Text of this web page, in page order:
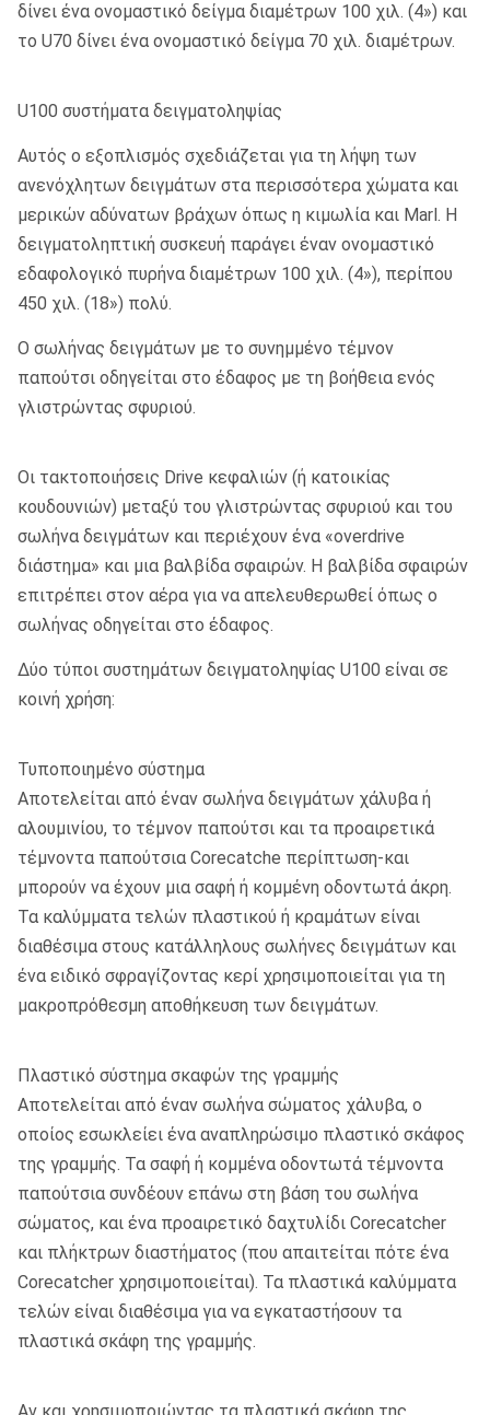
δίνει ένα ονομαστικό δείγμα διαμέτρων 100 χιλ. (4») και
το U70 δίνει ένα ονομαστικό δείγμα 70 χιλ. διαμέτρων.
U100 συστήματα δειγματοληψίας
Αυτός ο εξοπλισμός σχεδιάζεται για τη λήψη των
ανενόχλητων δειγμάτων στα περισσότερα χώματα και
μερικών αδύνατων βράχων όπως η κιμωλία και Marl. Η
δειγματοληπτική συσκευή παράγει έναν ονομαστικό
εδαφολογικό πυρήνα διαμέτρων 100 χιλ. (4»), περίπου
450 χιλ. (18») πολύ.
Ο σωλήνας δειγμάτων με το συνημμένο τέμνον
παπούτσι οδηγείται στο έδαφος με τη βοήθεια ενός
γλιστρώντας σφυριού.
Οι τακτοποιήσεις Drive κεφαλιών (ή κατοικίας
κουδουνιών) μεταξύ του γλιστρώντας σφυριού και του
σωλήνα δειγμάτων και περιέχουν ένα «overdrive
διάστημα» και μια βαλβίδα σφαιρών. Η βαλβίδα σφαιρών
επιτρέπει στον αέρα για να απελευθερωθεί όπως ο
σωλήνας οδηγείται στο έδαφος.
Δύο τύποι συστημάτων δειγματοληψίας U100 είναι σε
κοινή χρήση:
Τυποποιημένο σύστημα
Αποτελείται από έναν σωλήνα δειγμάτων χάλυβα ή
αλουμινίου, το τέμνον παπούτσι και τα προαιρετικά
τέμνοντα παπούτσια Corecatche περίπτωση-και
μπορούν να έχουν μια σαφή ή κομμένη οδοντωτά άκρη.
Τα καλύμματα τελών πλαστικού ή κραμάτων είναι
διαθέσιμα στους κατάλληλους σωλήνες δειγμάτων και
ένα ειδικό σφραγίζοντας κερί χρησιμοποιείται για τη
μακροπρόθεσμη αποθήκευση των δειγμάτων.
Πλαστικό σύστημα σκαφών της γραμμής
Αποτελείται από έναν σωλήνα σώματος χάλυβα, ο
οποίος εσωκλείει ένα αναπληρώσιμο πλαστικό σκάφος
της γραμμής. Τα σαφή ή κομμένα οδοντωτά τέμνοντα
παπούτσια συνδέουν επάνω στη βάση του σωλήνα
σώματος, και ένα προαιρετικό δαχτυλίδι Corecatcher
και πλήκτρων διαστήματος (που απαιτείται πότε ένα
Corecatcher χρησιμοποιείται). Τα πλαστικά καλύμματα
τελών είναι διαθέσιμα για να εγκαταστήσουν τα
πλαστικά σκάφη της γραμμής.